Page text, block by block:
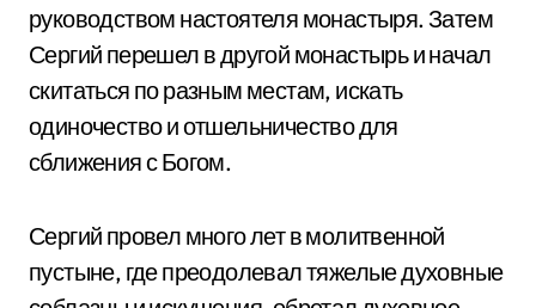
руководством настоятеля монастыря. Затем
Сергий перешел в другой монастырь и начал
скитаться по разным местам, искать
одиночество и отшельничество для
сближения с Богом.
Сергий провел много лет в молитвенной
пустыне, где преодолевал тяжелые духовные